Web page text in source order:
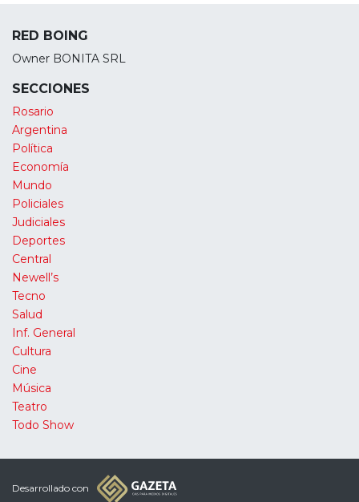
RED BOING
Owner BONITA SRL
SECCIONES
Rosario
Argentina
Política
Economía
Mundo
Policiales
Judiciales
Deportes
Central
Newell’s
Tecno
Salud
Inf. General
Cultura
Cine
Música
Teatro
Todo Show
Desarrollado con